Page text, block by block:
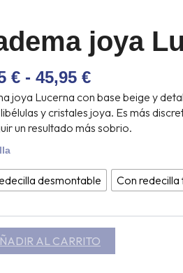
joya
€ - 45,95 €RANGO
DE
PRECIOS:
DESDE
45,95 €
joya Lucerna con base beige y
y cristales joya. Es más
un resultado más sobrio.
desmontable Con redecilla
AL CARRITO